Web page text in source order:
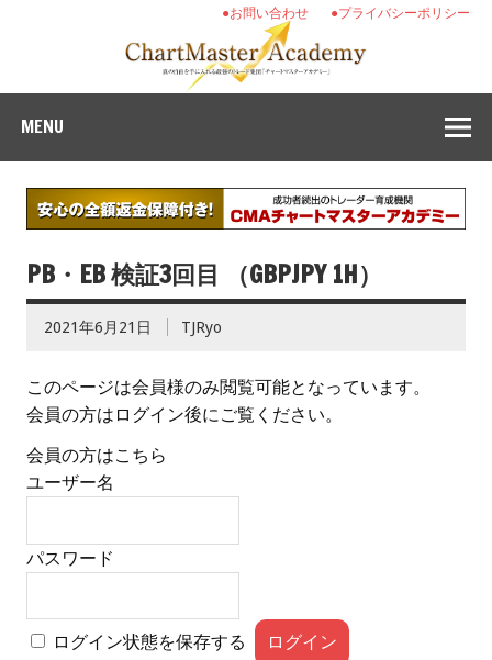
●プライバシーポリシー
●お問い合わせ
MENU
PB・EB 検証3回目 （GBPJPY 1H）
2021年6月21日 TJRyo
このページは会員様のみ閲覧可能となっています。
会員の方はログイン後にご覧ください。
会員の方はこちら
ユーザー名
パスワード
ログイン状態を保存する